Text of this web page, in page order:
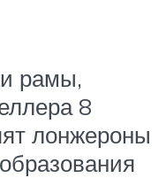
рамы,
8
лонжероны